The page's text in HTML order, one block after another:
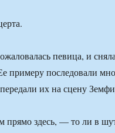
певица, и
примеру последовали
их на сцену
здесь, — то ли в